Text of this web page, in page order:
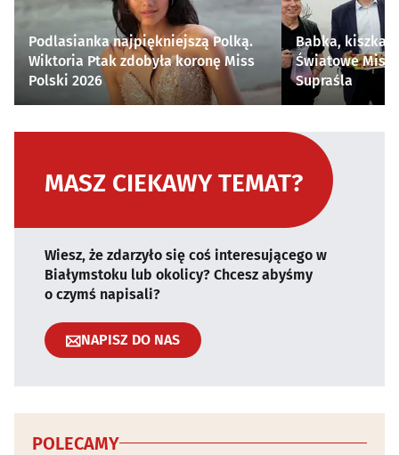
Podlasianka najpiękniejszą Polką.
Wiktoria Ptak zdobyła koronę Miss
Polski 2026
Babka, kiszka i
Światowe
Supraśla
MASZ CIEKAWY TEMAT?
Wiesz, że zdarzyło się coś interesującego w
Białymstoku lub okolicy? Chcesz abyśmy
o czymś napisali?
NAPISZ DO NAS
POLECAMY